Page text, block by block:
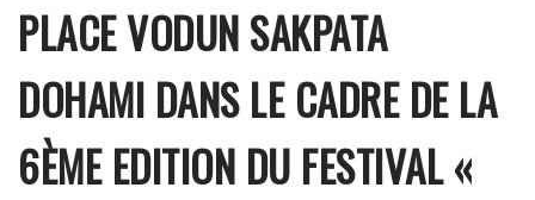
PLACE VODUN SAKPATA
DOHAMI DANS LE CADRE DE LA
6ÈME EDITION DU FESTIVAL «